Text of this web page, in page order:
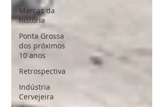
Marcas da
história
Ponta Grossa
dos próximos
10 anos
Retrospectiva
Indústria
Cervejeira